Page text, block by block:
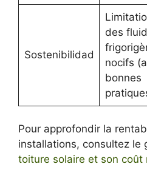
Sostenibilidad
des
nocifs
bonnes
Pour approfondir la
installations, consultez le
toiture solaire et son coût